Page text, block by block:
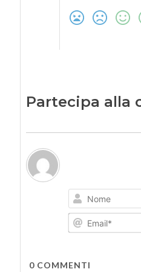
Partecipa alla
0COMMENTI